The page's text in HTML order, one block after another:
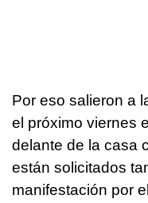
Por eso salieron a
el próximo viernes
delante de la casa
están solicitados
manifestación por